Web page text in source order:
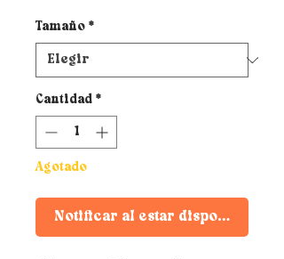
Tamaño *
Cantidad *
Agotado
Notificar al estar disponible